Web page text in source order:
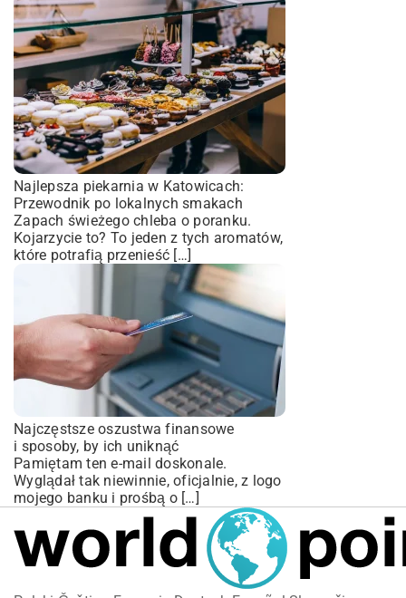
Najlepsza piekarnia w Katowicach:
Przewodnik po lokalnych smakach
Zapach świeżego chleba o poranku.
Kojarzycie to? To jeden z tych aromatów,
które potrafią przenieść […]
Najczęstsze oszustwa finansowe
i sposoby, by ich uniknąć
Pamiętam ten e-mail doskonale.
Wyglądał tak niewinnie, oficjalnie, z logo
mojego banku i prośbą o […]